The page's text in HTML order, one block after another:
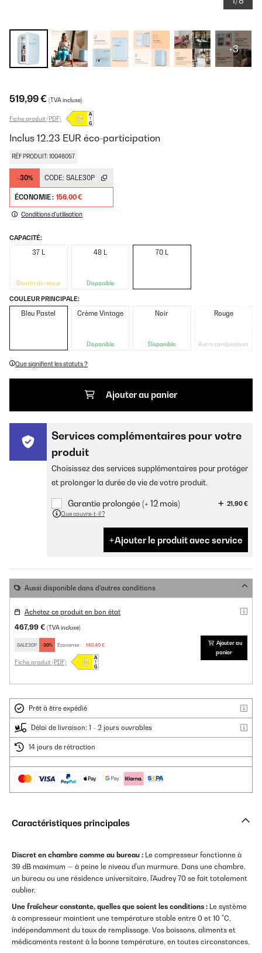
+3
519,99 € (TVA incluse)
Fiche produit (PDF)
Inclus 12.23 EUR éco-participation
RÉF PRODUIT: 10046057
-30% CODE: SALE30P
ÉCONOMIE : 156,00 €
Conditions d'utilisation
CAPACITÉ:
37 L
Bientôt de retour
48 L
Disponible
70 L
COULEUR PRINCIPALE:
Bleu Pastel Crème Vintage
Disponible
Noir
Disponible
Rouge
Autre combinaison
Que signifient les statuts ?
Ajouter au panier
Services complémentaires pour votre
produit
Choisissez des services supplémentaires pour protéger
et prolonger la durée de vie de votre produit.
Garantie prolongée (+ 12 mois)
21,90 €
Que couvre-t-il ?
Ajouter le produit avec service
Aussi disponible dans d'autres conditions
Achetez ce produit en bon état
467,99 € (TVA incluse)
SALE30P -30% Économie : 140,40 €
Fiche produit (PDF)
Ajouter au
panier
Prêt à être expédié
Délai de livraison: 1 - 2 jours ouvrables
14 jours de rétraction
Caractéristiques principales
Discret en chambre comme au bureau : Le compresseur fonctionne à
39 dB maximum — à peine le niveau d'un murmure. Dans une chambre,
un bureau ou une résidence universitaire, l'Audrey 70 se fait totalement
oublier.
Une fraîcheur constante, quelles que soient les conditions : Le système
à compresseur maintient une température stable entre 0 et 10 °C,
indépendamment du taux de remplissage. Vos boissons, aliments et
médicaments restent à la bonne température, en toutes circonstances.